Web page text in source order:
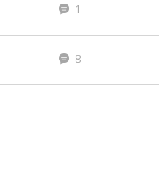
1
8